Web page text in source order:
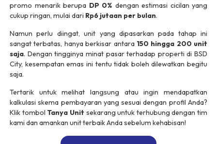
promo menarik berupa DP 0% dengan estimasi cicilan yang
cukup ringan, mulai dari Rp6 jutaan per bulan.
Namun perlu diingat, unit yang dipasarkan pada tahap ini
sangat terbatas, hanya berkisar antara 150 hingga 200 unit
saja. Dengan tingginya minat pasar terhadap properti di BSD
City, kesempatan emas ini tentu tidak boleh dilewatkan begitu
saja.
Tertarik untuk melihat langsung atau ingin mendapatkan
kalkulasi skema pembayaran yang sesuai dengan profil Anda?
Klik tombol Tanya Unit sekarang untuk terhubung dengan tim
kami dan amankan unit terbaik Anda sebelum kehabisan!